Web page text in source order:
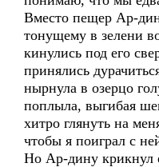
Вместо пещер Ар-
тонущему в зелени
кинулись под его
принялись
нырнула в озерцо
поплыла, выгибая
хитро глянуть на
чтобы я поиграл с
Но Ар-дину